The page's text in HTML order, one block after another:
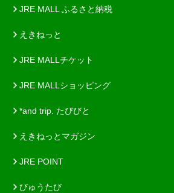
JRE MALL ふるさと納税
えきねっと
JRE MALLチケット
JRE MALLショッピング
*and trip. たびびと
えきねっとマガジン
JRE POINT
びゅうたび